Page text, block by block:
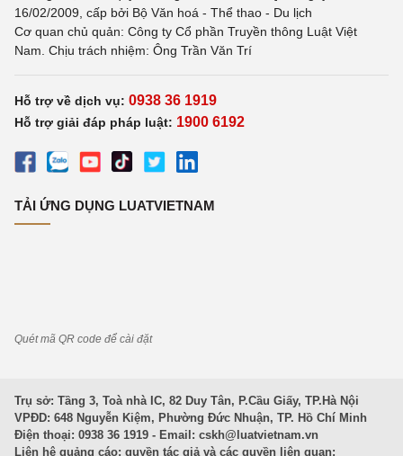
16/02/2009, cấp bởi Bộ Văn hoá - Thể thao - Du lịch
Cơ quan chủ quản: Công ty Cổ phần Truyền thông Luật Việt
Nam. Chịu trách nhiệm: Ông Trần Văn Trí
Hỗ trợ về dịch vụ: 0938 36 1919
Hỗ trợ giải đáp pháp luật: 1900 6192
TẢI ỨNG DỤNG LUATVIETNAM
Quét mã QR code để cài đặt
Trụ sở: Tầng 3, Toà nhà IC, 82 Duy Tân, P.Cầu Giấy, TP.Hà Nội
VPĐD: 648 Nguyễn Kiệm, Phường Đức Nhuận, TP. Hồ Chí Minh
Điện thoại: 0938 36 1919 - Email: cskh@luatvietnam.vn
Liên hệ quảng cáo; quyền tác giả và các quyền liên quan: